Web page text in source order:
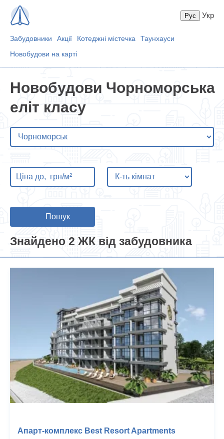
Забудовники Акції Котеджні містечка
Таунхауси
Новобудови на карті
Укр
Новобудови Чорноморська
еліт класу
Пошук
Знайдено 2 ЖК від забудовника
Апарт-комплекс Best Resort Apartments